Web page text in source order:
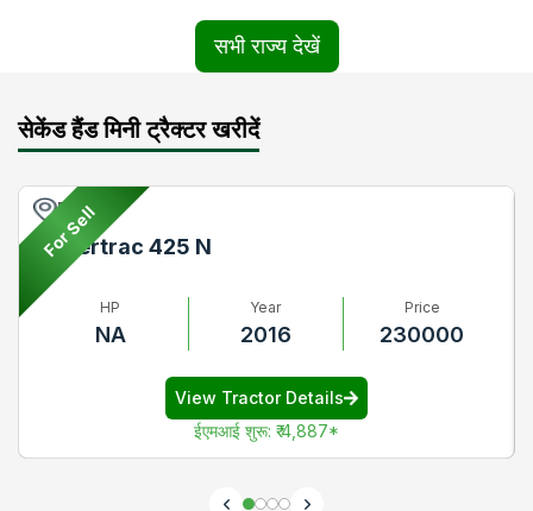
सभी राज्य देखें
सेकेंड हैंड मिनी ट्रैक्टर खरीदें
For Sell
Pune
Powertrac 425 N
HP
NA
Year
2016
Price
230000
View Tractor Details
ईएमआई शुरू: ₹ 4,887*